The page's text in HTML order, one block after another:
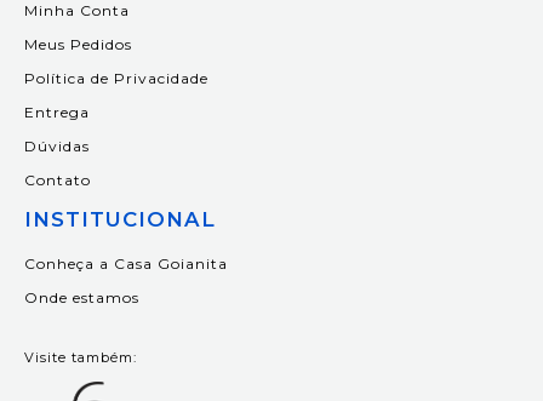
Minha Conta
Meus Pedidos
Política de Privacidade
Entrega
Dúvidas
Contato
INSTITUCIONAL
Conheça a Casa Goianita
Onde estamos
Visite também: